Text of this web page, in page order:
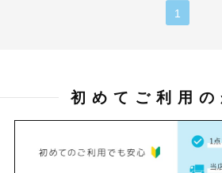
1
初めてご利用の